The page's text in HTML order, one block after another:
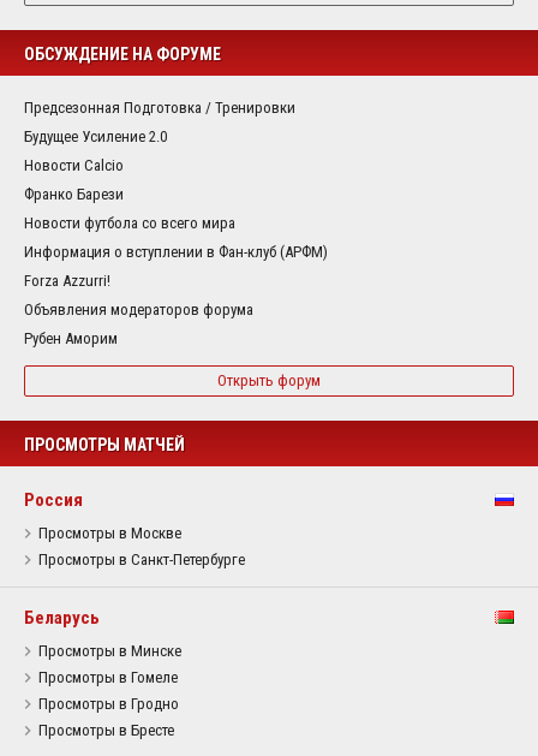
ОБСУЖДЕНИЕ НА ФОРУМЕ
Предсезонная Подготовка / Тренировки
Будущее Усиление 2.0
Новости Calcio
Франко Барези
Новости футбола со всего мира
Информация о вступлении в Фан-клуб (АРФМ)
Forza Azzurri!
Объявления модераторов форума
Рубен Аморим
Открыть форум
ПРОСМОТРЫ МАТЧЕЙ
Россия
Просмотры в Москве
Просмотры в Санкт-Петербурге
Беларусь
Просмотры в Минске
Просмотры в Гомеле
Просмотры в Гродно
Просмотры в Бресте